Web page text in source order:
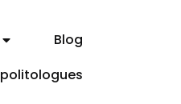
Blog